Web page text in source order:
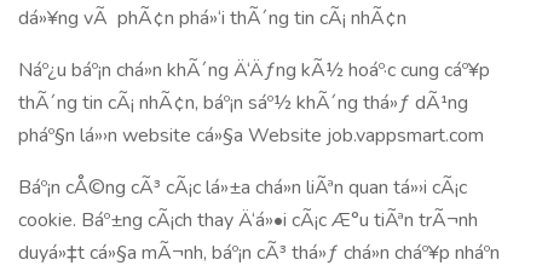
dá»¥ng vÃ phÃ¢n phá»‘i thÃ´ng tin cÃ¡ nhÃ¢n
Náº¿u báº¡n chá»n khÃ´ng Ä‘Äƒng kÃ½ hoáº·c cung cáº¥p
thÃ´ng tin cÃ¡ nhÃ¢n, báº¡n sáº½ khÃ´ng thá»ƒ dÃ¹ng
pháº§n lá»›n website cá»§a Website job.vappsmart.com
Báº¡n cÅ©ng cÃ³ cÃ¡c lá»±a chá»n liÃªn quan tá»›i cÃ¡c
cookie. Báº±ng cÃ¡ch thay Ä‘á»•i cÃ¡c Æ°u tiÃªn trÃ¬nh
duyá»‡t cá»§a mÃ¬nh, báº¡n cÃ³ thá»ƒ chá»n cháº¥p nháº­n